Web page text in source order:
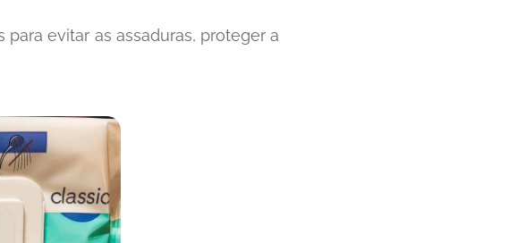
evitar as assaduras, proteger a